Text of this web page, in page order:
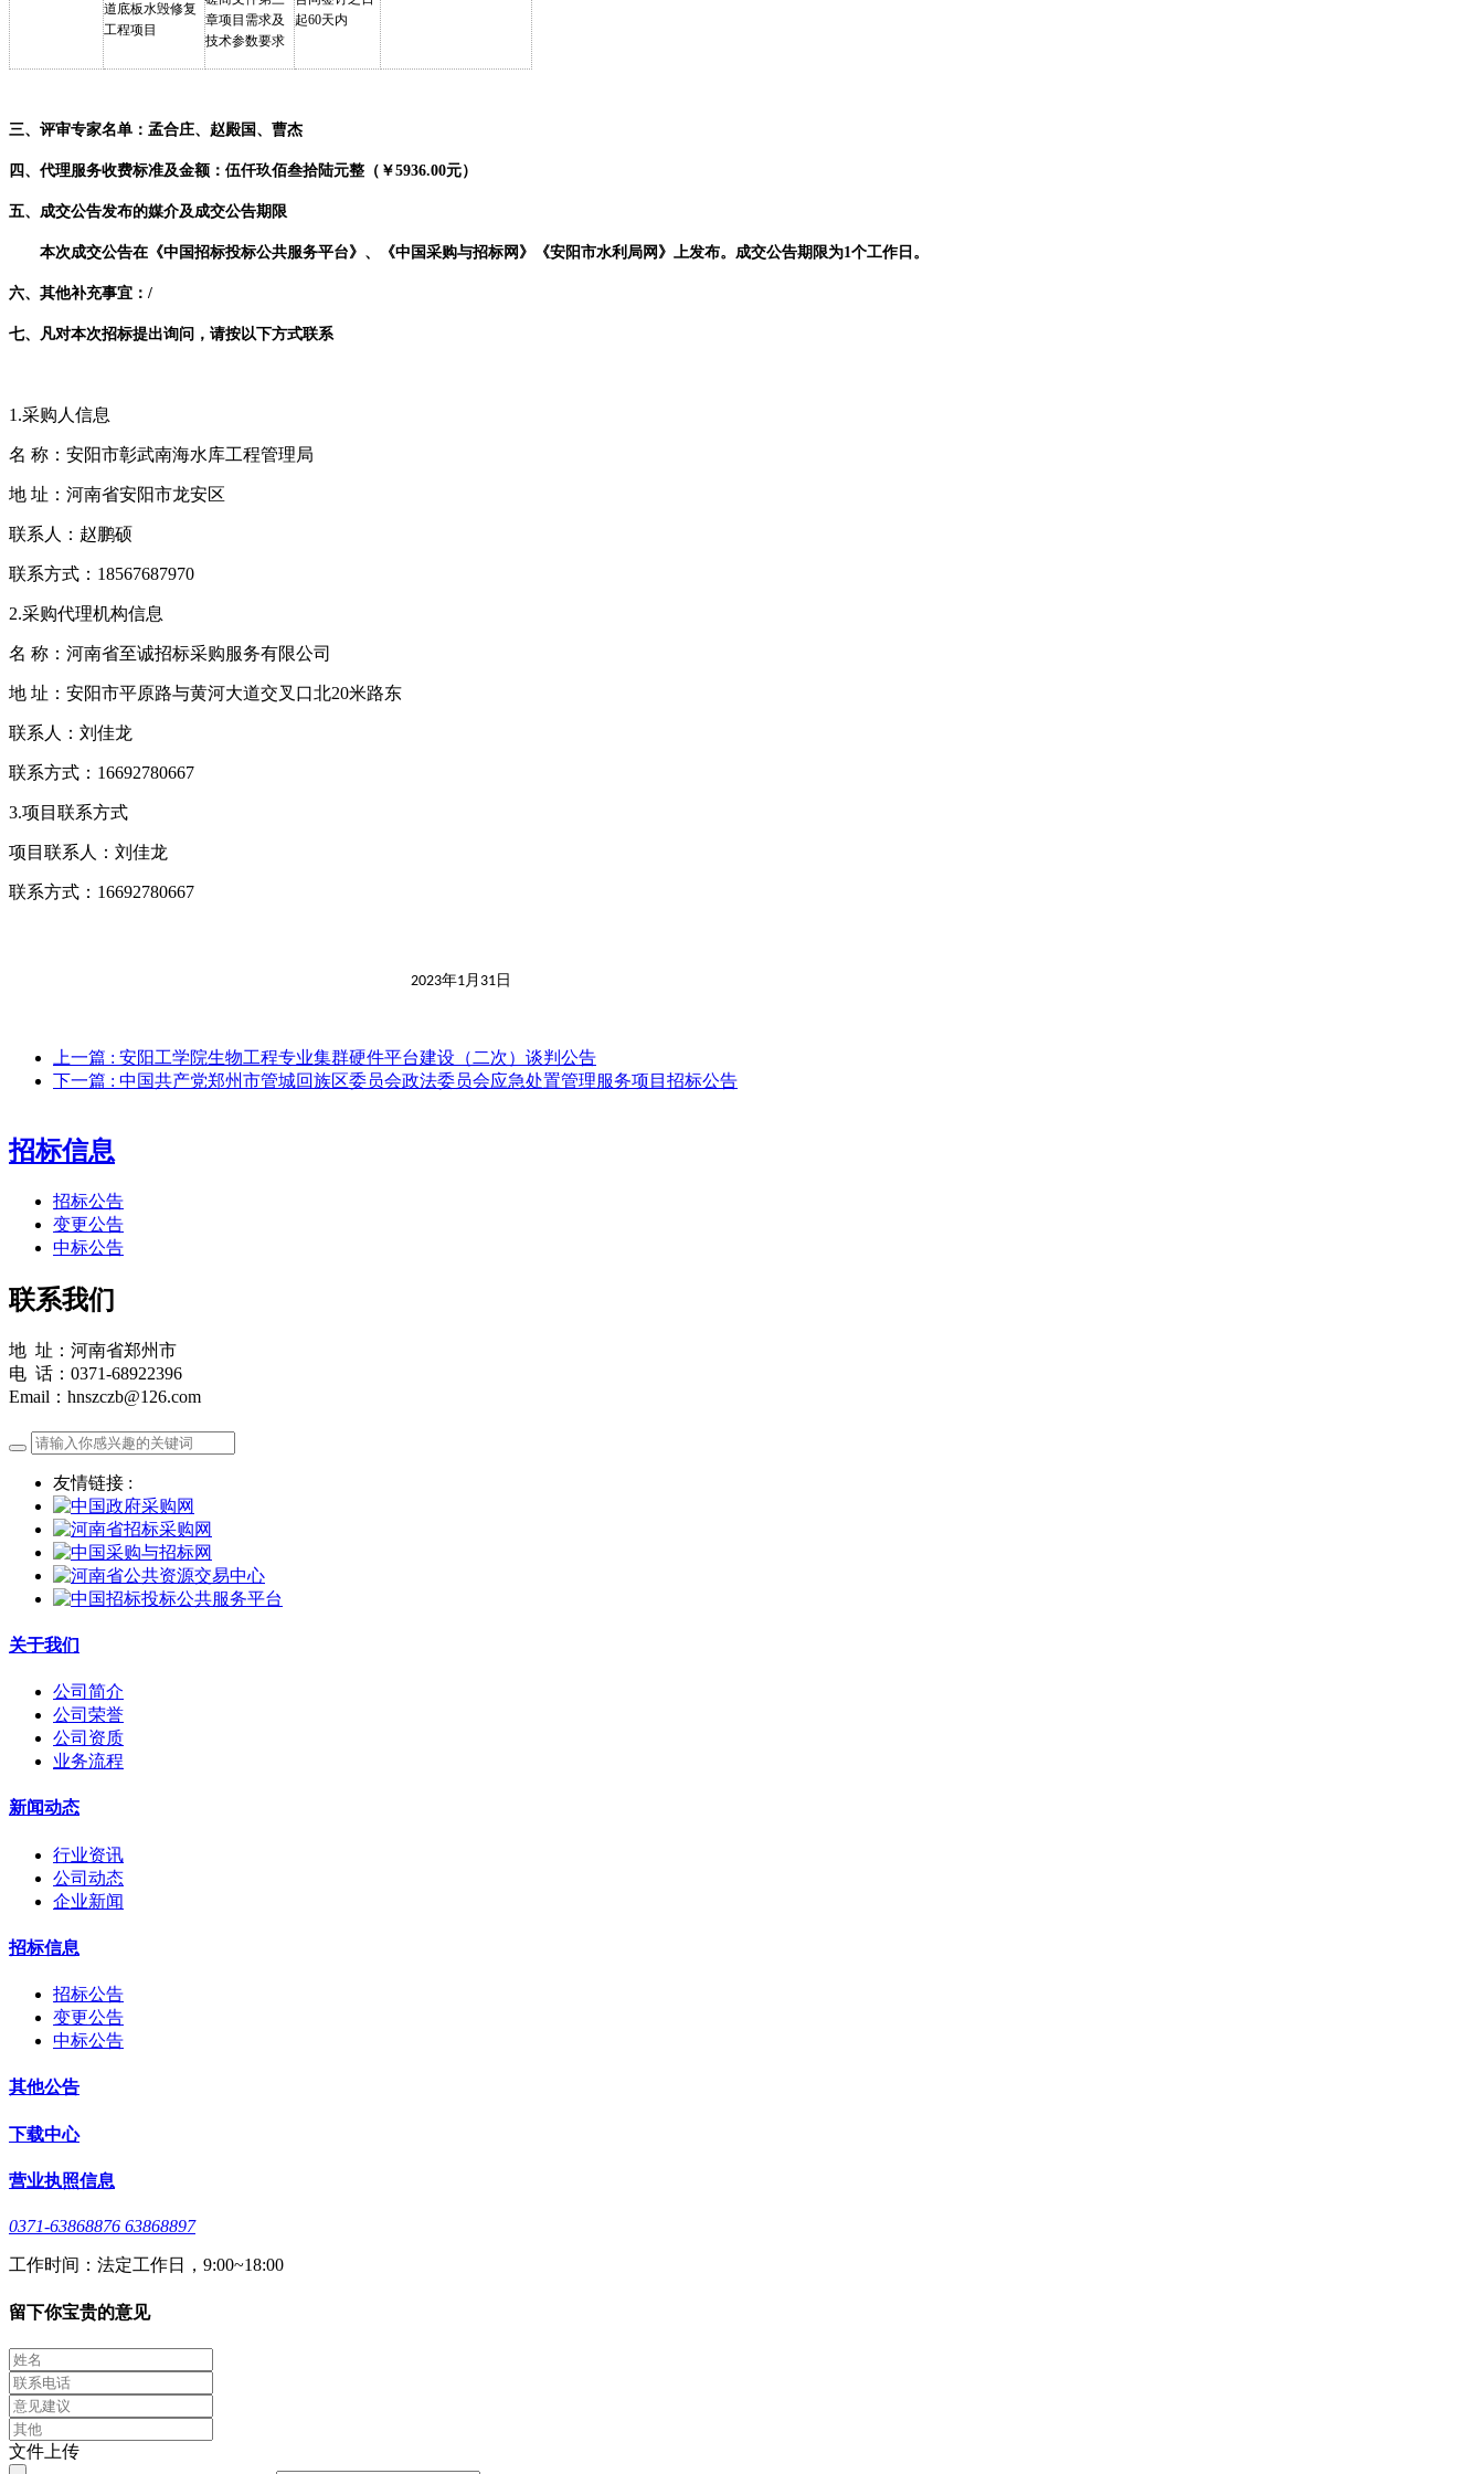
道底板水毁修复
工程项目
章项目需求及
技术参数要求
起60天内
三、评审专家名单： 孟合庄、 赵殿国 、 曹杰
四、代理服务收费标准及金额： 伍仟玖佰叁拾陆元整（￥5936.00元）
五、成交公告发布的媒介及成交公告期限
本次成交公告在 《中国招标投标公共服务平台》、《中国采购与招标网 》 《安阳市水利局网 》上发布。成交公告期限为1个工作日。
六、其他补充事宜： /
七、凡对本次招标提出询问，请按以下方式联系
1.采购人信息
名 称： 安阳市彰武南海水库工程管理局
地 址：河南省安阳市龙安区
联系人： 赵鹏硕
联系方式 ： 18567687970
2.采购代理机构信息
名 称：河南省至诚招标采购服务有限公司
地 址：安阳市平原路与黄河大道交叉口北20米路东
联系人： 刘佳龙
联系方式： 16692780667
3.项目联系方式
项目联系人： 刘佳龙
联系方式： 16692780667
2023年1月 31 日
上一篇 : 安阳工学院生物工程专业集群硬件平台建设（二次）谈判公告
下一篇 : 中国共产党郑州市管城回族区委员会政法委员会应急处置管理服务项目招标公告
招标信息
招标公告
变更公告
中标公告
联系我们
地 址：河南省郑州市
电 话：0371-68922396
Email：hnszczb@126.com
友情链接 :
关于我们
公司简介
公司荣誉
公司资质
业务流程
新闻动态
行业资讯
公司动态
企业新闻
招标信息
招标公告
变更公告
中标公告
其他公告
下载中心
营业执照信息
0371-63868876 63868897
工作时间：法定工作日，9:00~18:00
留下你宝贵的意见
文件上传